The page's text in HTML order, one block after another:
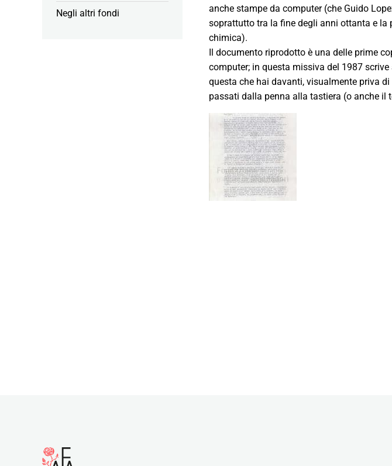
Negli altri fondi
anche stampe da computer (che Guido
soprattutto tra la fine degli anni ottanta e
chimica).
Il documento riprodotto è una delle prime
computer; in questa missiva del 1987
questa che hai davanti, visualmente priva
passati dalla penna alla tastiera (o anche il